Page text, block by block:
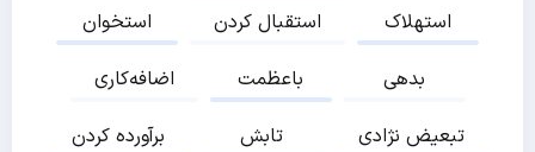
استخوان
استقبال کردن
استهلاک
اضافه‌کاری
باعظمت
بدهی
برآورده کردن
تابش
تبعیض نژادی